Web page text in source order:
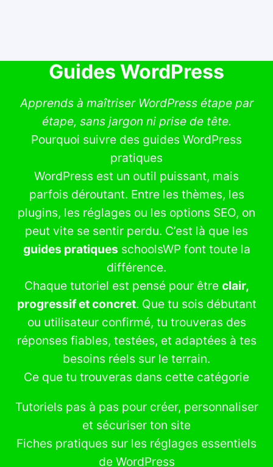
Guides WordPress
Apprends à maîtriser WordPress étape par
étape, sans jargon ni prise de tête.
Pourquoi suivre des guides WordPress
pratiques
WordPress est un outil puissant, mais
parfois déroutant. Entre les thèmes, les
plugins, les réglages ou les options SEO, on
peut vite se sentir perdu. C’est là que les
guides pratiques schoolsWP font toute la
différence.
Chaque tutoriel est pensé pour être clair,
progressif et concret. Que tu sois débutant
ou utilisateur confirmé, tu trouveras des
réponses fiables, testées, et adaptées à tes
besoins réels sur le terrain.
Ce que tu trouveras dans cette catégorie
Tutoriels pas à pas pour créer, personnaliser
et sécuriser ton site
Fiches pratiques sur les réglages essentiels
de WordPress